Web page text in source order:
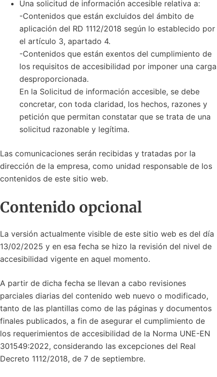
Una solicitud de información accesible relativa a:
-Contenidos que están excluidos del ámbito de
aplicación del RD 1112/2018 según lo establecido por
el artículo 3, apartado 4.
-Contenidos que están exentos del cumplimiento de
los requisitos de accesibilidad por imponer una carga
desproporcionada.
En la Solicitud de información accesible, se debe
concretar, con toda claridad, los hechos, razones y
petición que permitan constatar que se trata de una
solicitud razonable y legítima.
Las comunicaciones serán recibidas y tratadas por la
dirección de la empresa, como unidad responsable de los
contenidos de este sitio web.
Contenido opcional
La versión actualmente visible de este sitio web es del día
13/02/2025 y en esa fecha se hizo la revisión del nivel de
accesibilidad vigente en aquel momento.
A partir de dicha fecha se llevan a cabo revisiones
parciales diarias del contenido web nuevo o modificado,
tanto de las plantillas como de las páginas y documentos
finales publicados, a fin de asegurar el cumplimiento de
los requerimientos de accesibilidad de la Norma UNE-EN
301549:2022, considerando las excepciones del Real
Decreto 1112/2018, de 7 de septiembre.